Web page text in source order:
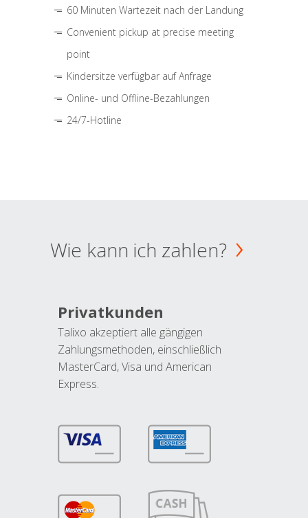
60 Minuten Wartezeit nach der Landung
Convenient pickup at precise meeting
point
Kindersitze verfügbar auf Anfrage
Online- und Offline-Bezahlungen
24/7-Hotline
Wie kann ich zahlen?
Privatkunden
Talixo akzeptiert alle gängigen
Zahlungsmethoden, einschließlich
MasterCard, Visa und American
Express.